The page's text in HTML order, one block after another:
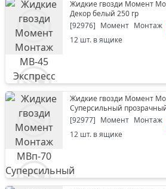
Жидкие гвозди Момент
Декор белый 250 гр
[92976] Момент Монтаж
12 шт. в ящике
Жидкие гвозди Момент
Суперсильный
[92977] Момент Монтаж
12 шт. в ящике